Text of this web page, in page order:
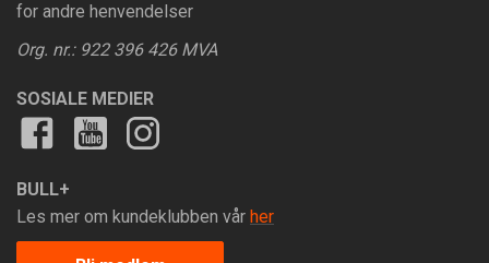
for andre henvendelser
Org. nr.: 922 396 426 MVA
SOSIALE MEDIER
BULL+
Les mer om kundeklubben vår her